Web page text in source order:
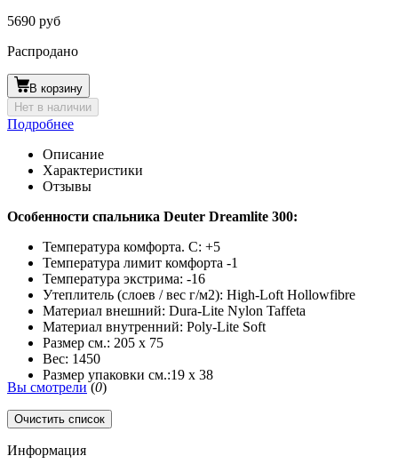
5690 руб
Распродано
В корзину
Нет в наличии
Подробнее
Описание
Характеристики
Отзывы
Особенности спальника Deuter Dreamlite 300:
Температура комфорта. C: +5
Температура лимит комфорта -1
Температура экстрима: -16
Утеплитель (слоев / вес г/м2): High-Loft Hollowfibre
Материал внешний: Dura-Lite Nylon Taffeta
Материал внутренний: Poly-Lite Soft
Размер см.: 205 x 75
Вес: 1450
Размер упаковки см.:19 х 38
Вы смотрели(0)
Очистить список
Информация